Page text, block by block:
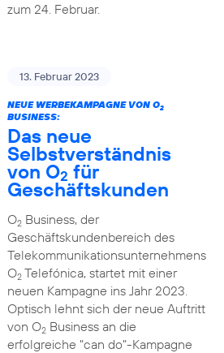
zum 24. Februar.
13. Februar 2023
NEUE WERBEKAMPAGNE VON O2
BUSINESS:
Das neue
Selbstverständnis
von O2 für
Geschäftskunden
O2Business, der
Geschäftskundenbereich des
Telekommunikationsunternehmens
O2Telefónica, startet mit einer
neuen Kampagne ins Jahr 2023.
Optisch lehnt sich der neue Auftritt
von O2Business an die
erfolgreiche "can do"-Kampagne